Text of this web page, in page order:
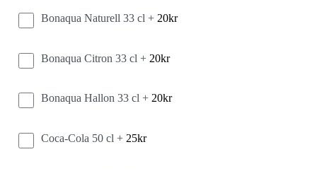
Bonaqua Naturell 33 cl + 20kr
Bonaqua Citron 33 cl + 20kr
Bonaqua Hallon 33 cl + 20kr
Coca-Cola 50 cl + 25kr